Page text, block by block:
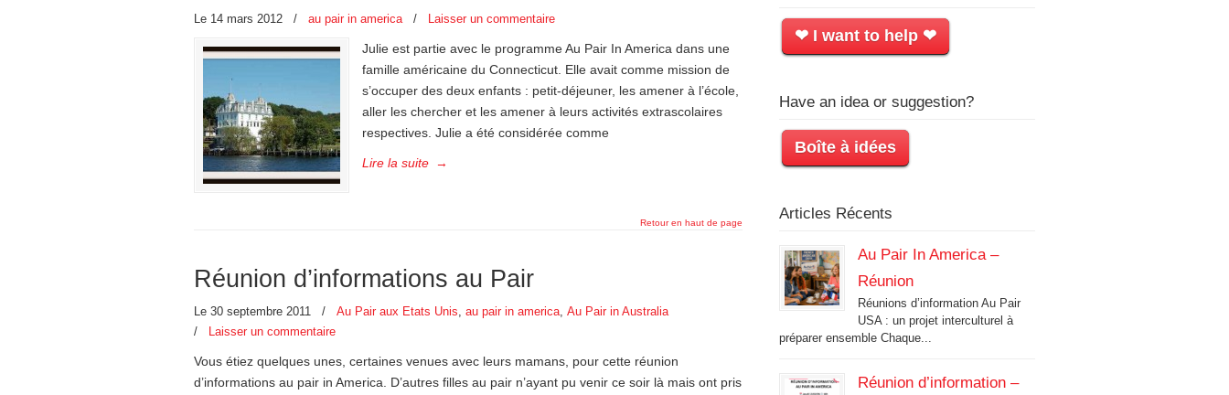
Le 14 mars 2012 / au pair in america / Laisser un commentaire
Julie est partie avec le programme Au Pair In America dans une
famille américaine du Connecticut. Elle avait comme mission de
s’occuper des deux enfants : petit-déjeuner, les amener à l’école,
aller les chercher et les amener à leurs activités extrascolaires
respectives. Julie a été considérée comme
Lire la suite →
Retour en haut de page
Réunion d’informations au Pair
Le 30 septembre 2011 / Au Pair aux Etats Unis, au pair in america, Au Pair in Australia
/
Laisser un commentaire
Vous étiez quelques unes, certaines venues avec leurs mamans, pour cette réunion
d’informations au pair in America. D’autres filles au pair n’ayant pu venir ce soir là mais ont pris
❤ I want to help ❤
Have an idea or suggestion?
Boîte à idées
Articles Récents
Au Pair In America –
Réunion
Réunions d’information Au Pair
USA : un projet interculturel à
préparer ensemble Chaque...
Réunion d’information –